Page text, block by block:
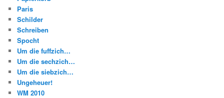
Paris
Schilder
Schreiben
Spocht
Um die fuffzich…
Um die sechzich…
Um die siebzich…
Ungeheuer!
WM 2010